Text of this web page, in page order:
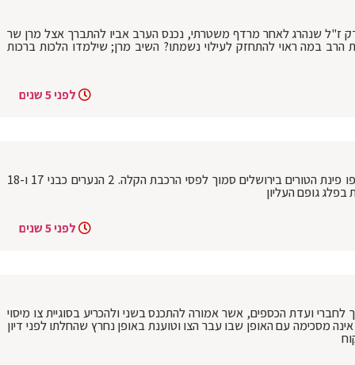
ז"ל שנהרג לאחר מרדף משטרתי, נכנס הערב אביו להתברך אצל מרן שר
במה ראוי להתחזק לעילוי נשמתו? השיב מרן; שילמדו הלכות ברכות
לפני 5 שנים
2 רוכבי אופניים חשמליים התנגשו ברחוב יפו פינת הטורים בירושלים סמוך לפסי הרכבת הקלה. 2 הנערים כבני 17 ו-18
בפלג גופם העליון
לפני 5 שנים
ועדת הכספים, אשר אמורה להתכנס בשני ולהכריע בסוגיית צו מיסוי
מסכימה עם האופן שבו עבר הצו וטוענת באופן נחרץ שהחלתו לפני דיון